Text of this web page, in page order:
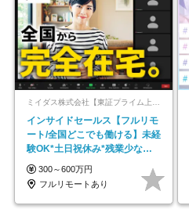
ミイダス株式会社【東証プライム上場パーソルグループ】
インサイドセールス【フルリモ
ート/全国どこでも働ける】未経
験OK*土日祝休み*残業少なめ*
在宅勤務手当あり
300～600万円
フルリモートあり